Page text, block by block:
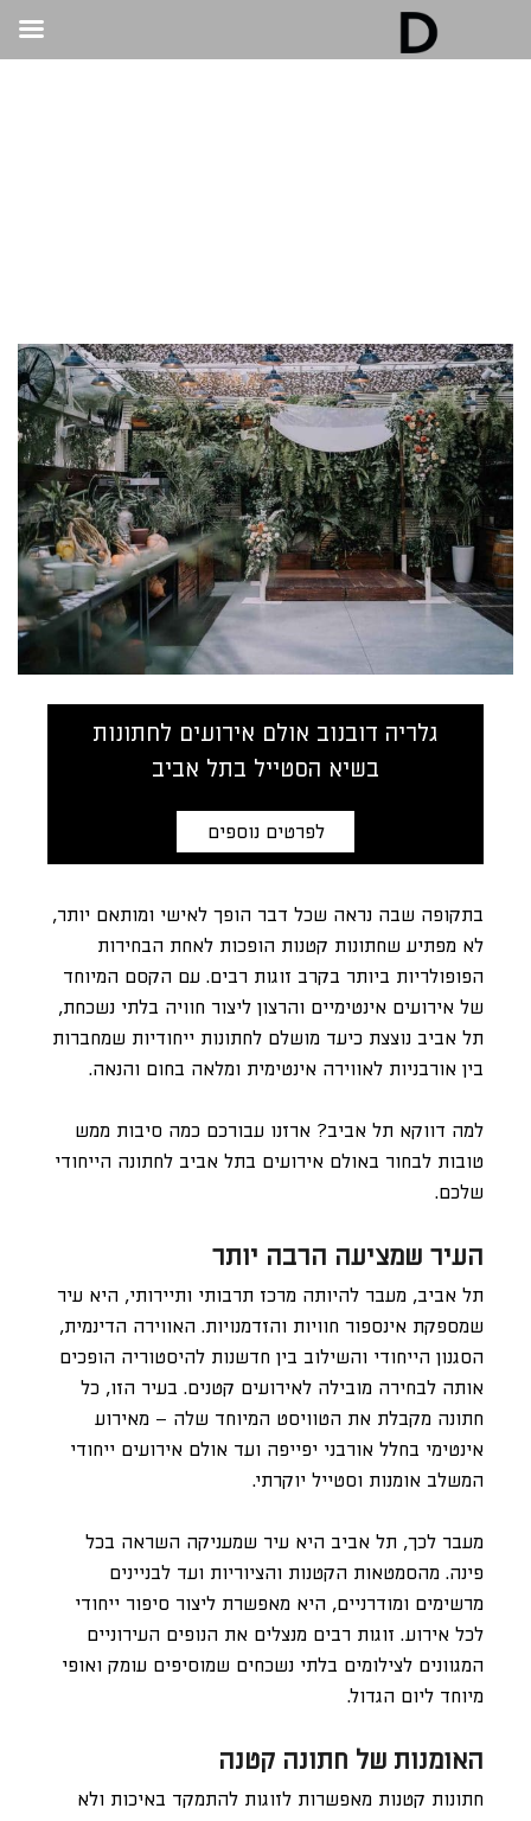
גלריה דובנוב אולם אירועים לחתונות
בשיא הסטייל בתל אביב
לפרטים נוספים
בתקופה שבה נראה שכל דבר הופך לאישי ומותאם יותר,
לא מפתיע שחתונות קטנות הופכות לאחת הבחירות
הפופולריות ביותר בקרב זוגות רבים. עם הקסם המיוחד
של אירועים אינטימיים והרצון ליצור חוויה בלתי נשכחת,
תל אביב נוצצת כיעד מושלם לחתונות ייחודיות שמחברות
בין אורבניות לאווירה אינטימית ומלאה בחום והנאה.
למה דווקא תל אביב? ארזנו עבורכם כמה סיבות ממש
טובות לבחור באולם אירועים בתל אביב לחתונה הייחודי
שלכם.
העיר שמציעה הרבה יותר
תל אביב, מעבר להיותה מרכז תרבותי ותיירותי, היא עיר
שמספקת אינספור חוויות והזדמנויות. האווירה הדינמית,
הסגנון הייחודי והשילוב בין חדשנות להיסטוריה הופכים
אותה לבחירה מובילה לאירועים קטנים. בעיר הזו, כל
חתונה מקבלת את הטוויסט המיוחד שלה – מאירוע
אינטימי בחלל אורבני יפייפה ועד אולם אירועים ייחודי
המשלב אומנות וסטייל יוקרתי.
מעבר לכך, תל אביב היא עיר שמעניקה השראה בכל
פינה. מהסמטאות הקטנות והציוריות ועד לבניינים
מרשימים ומודרניים, היא מאפשרת ליצור סיפור ייחודי
לכל אירוע. זוגות רבים מנצלים את הנופים העירוניים
המגוונים לצילומים בלתי נשכחים שמוסיפים עומק ואופי
מיוחד ליום הגדול.
האומנות של חתונה קטנה
חתונות קטנות מאפשרות לזוגות להתמקד באיכות ולא